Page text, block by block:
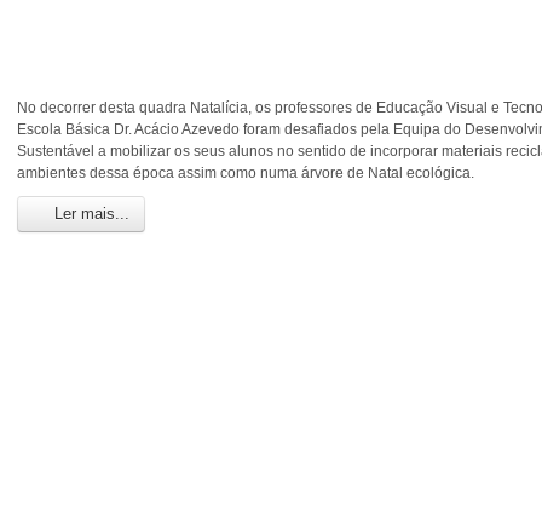
No decorrer desta quadra Natalícia, os professores de Educação Visual e
Escola Básica Dr. Acácio Azevedo foram desafiados pela Equipa do
Sustentável a mobilizar os seus alunos no sentido de incorporar materiais
ambientes dessa época assim como numa árvore de Natal ecológica.
Ler mais...